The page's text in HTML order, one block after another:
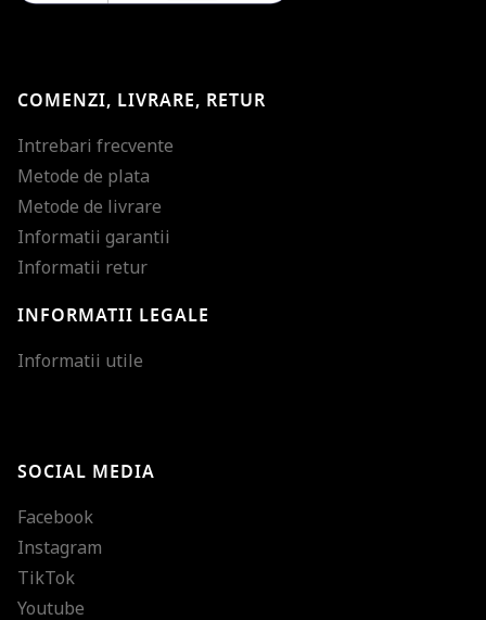
COMENZI, LIVRARE, RETUR
Intrebari frecvente
Metode de plata
Metode de livrare
Informatii garantii
Informatii retur
INFORMATII LEGALE
Informatii utile
SOCIAL MEDIA
Facebook
Instagram
TikTok
Youtube